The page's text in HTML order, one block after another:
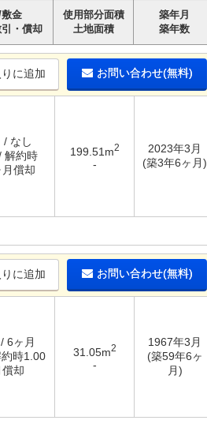
金
・償却
使用部分面積
土地面積
築年月
築年数
に追加 お問い合わせ(無料)
/ なし
解約時
償却
199.51m2
-
2023年3月
(築3年6ヶ月)
に追加 お問い合わせ(無料)
6ヶ月
時1.00
償却
31.05m2
-
1967年3月
(築59年6ヶ
月)